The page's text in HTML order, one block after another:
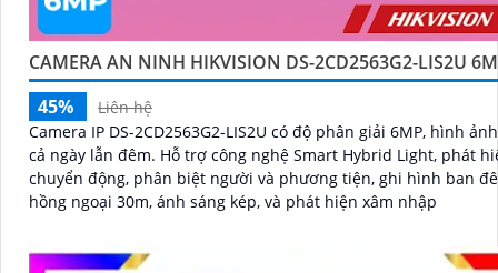
CAMERA AN NINH HIKVISION DS-2CD2563G2-LIS2U
45%
Liên hệ
Camera IP DS-2CD2563G2-LIS2U có độ phân giải 6MP, hình
cả ngày lẫn đêm. Hỗ trợ công nghệ Smart Hybrid Light, phát hiện
chuyển động, phân biệt người và phương tiện, ghi hình ban
hồng ngoại 30m, ánh sáng kép, và phát hiện xâm nhập